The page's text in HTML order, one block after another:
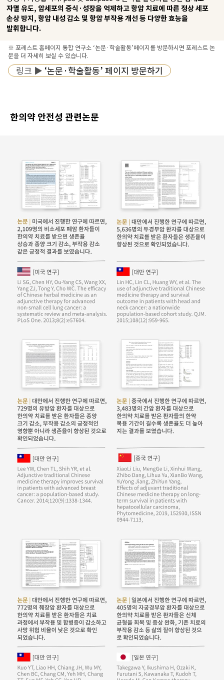
자멸 유도, 암세포의 증식·성장을 억제하고 항암 치료에 따른 정상 세포
손상 방지, 항암 내성 감소 및 항암 부작용 개선 등 다양한 효능을
발휘합니다.
※ 포레스트 홈페이지 통합 연구소 ‘논문·학술활동’페이지를 방문하시면 포레스트 논
문을 더 자세히 보실 수 있습니다.
링크 ▶ ‘논문·학술활동’ 페이지 방문하기
한의약 안전성 관련논문